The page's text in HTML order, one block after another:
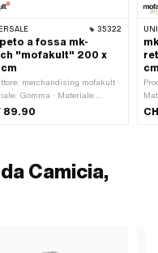
35322
a fossa mk-
"mofakult" 200 x
merchandising mofakult ·
Gomma · Materiale:
· Colore: bianco · Colore: nero
89.90
Camicia,